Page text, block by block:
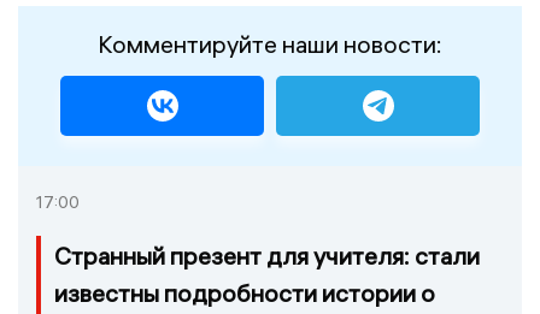
Комментируйте наши новости:
17:00
Странный презент для учителя: стали
известны подробности истории о